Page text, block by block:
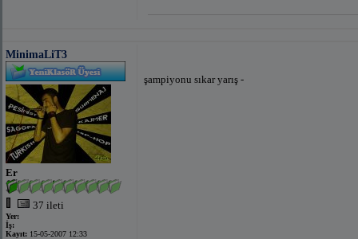
MinimaLiT3
Er
37 ileti
Yer:
İş:
Kayıt: 15-05-2007 12:33
şampiyonu sıkar yarış -